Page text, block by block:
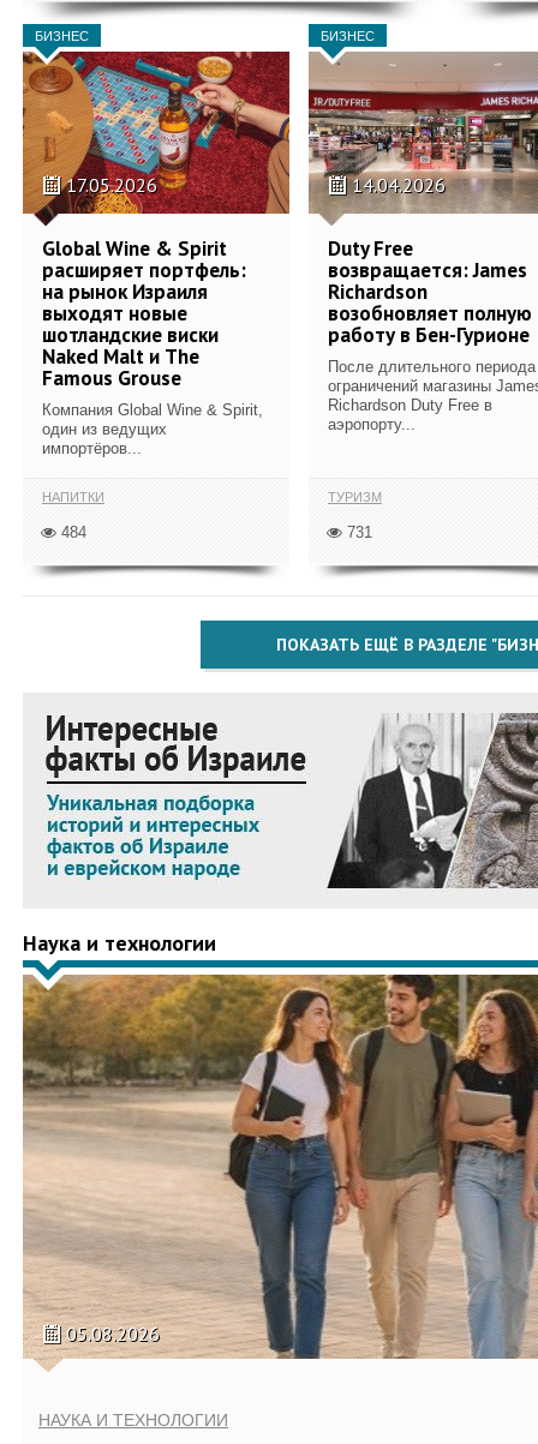
БИЗНЕС
17.05.2026
Global Wine & Spirit
расширяет портфель:
на рынок Израиля
выходят новые
шотландские виски
Naked Malt и The
Famous Grouse
Компания Global Wine & Spirit,
один из ведущих
импортёров...
НАПИТКИ
484
БИЗНЕС
14.04.2026
Duty Free
возвращается: James
Richardson
возобновляет полную
работу в Бен-Гурионе
После длительного периода
ограничений магазины
Richardson Duty Free в
аэропорту...
ТУРИЗМ
731
ПОКАЗАТЬ ЕЩЁ В РАЗДЕЛЕ
Наука и технологии
05.08.2026
НАУКА И ТЕХНОЛОГИИ